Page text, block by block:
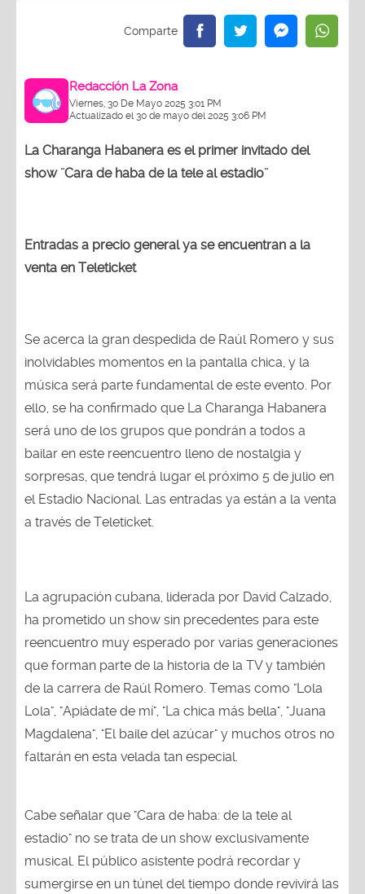
Redacción La Zona
Viernes, 30 De Mayo 2025 3:01 PM
Actualizado el 30 de mayo del 2025 3:06 PM
La Charanga Habanera es el primer invitado del
show ¨Cara de haba de la tele al estadio¨
Entradas a precio general ya se encuentran a la
venta en Teleticket
Se acerca la gran despedida de Raúl Romero y sus
inolvidables momentos en la pantalla chica, y la
música será parte fundamental de este evento. Por
ello, se ha confirmado que La Charanga Habanera
será uno de los grupos que pondrán a todos a
bailar en este reencuentro lleno de nostalgia y
sorpresas, que tendrá lugar el próximo 5 de julio en
el Estadio Nacional. Las entradas ya están a la venta
a través de Teleticket.
La agrupación cubana, liderada por David Calzado,
ha prometido un show sin precedentes para este
reencuentro muy esperado por varias generaciones
que forman parte de la historia de la TV y también
de la carrera de Raúl Romero. Temas como "Lola
Lola", "Apiádate de mí", "La chica más bella", "Juana
Magdalena", "El baile del azúcar" y muchos otros no
faltarán en esta velada tan especial.
Cabe señalar que "Cara de haba: de la tele al
estadio" no se trata de un show exclusivamente
musical. El público asistente podrá recordar y
sumergirse en un túnel del tiempo donde revivirá las